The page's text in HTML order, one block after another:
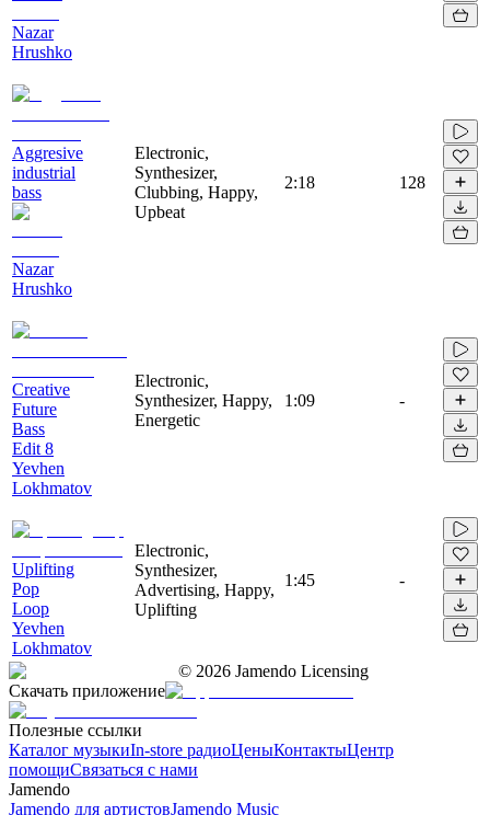
Nazar
Hrushko
Aggresive
industrial
bass
Nazar
Hrushko
Electronic,
Synthesizer,
Clubbing, Happy,
Upbeat
2:18 128
Creative
Future
Bass
Edit 8
Yevhen
Lokhmatov
Electronic,
Synthesizer, Happy,
Energetic
1:09 -
Uplifting
Pop
Loop
Yevhen
Lokhmatov
Electronic,
Synthesizer,
Advertising, Happy,
Uplifting
1:45 -
© 2026 Jamendo Licensing
Скачать приложение
Полезные ссылки
Каталог музыкиIn-store радиоЦеныКонтактыЦентр
помощиСвязаться с нами
Jamendo
Jamendo для артистовJamendo Music